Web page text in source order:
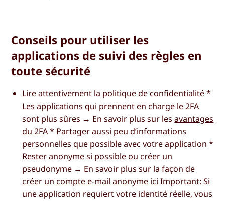
Conseils pour utiliser les
applications de suivi des règles en
toute sécurité
Lire attentivement la politique de confidentialité *
Les applications qui prennent en charge le 2FA
sont plus sûres → En savoir plus sur lesavantages
du 2FA* Partager aussi peu d’informations
personnelles que possible avec votre application *
Rester anonyme si possible ou créer un
pseudonyme → En savoir plus sur la façon de
créer un compte e-mail anonyme ici Important:Si
une application requiert votre identité réelle, vous